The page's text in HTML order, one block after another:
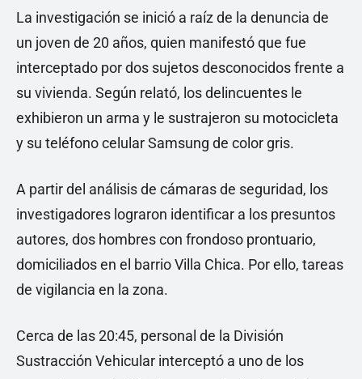
La investigación se inició a raíz de la denuncia de
un joven de 20 años, quien manifestó que fue
interceptado por dos sujetos desconocidos frente a
su vivienda. Según relató, los delincuentes le
exhibieron un arma y le sustrajeron su motocicleta
y su teléfono celular Samsung de color gris.
A partir del análisis de cámaras de seguridad, los
investigadores lograron identificar a los presuntos
autores, dos hombres con frondoso prontuario,
domiciliados en el barrio Villa Chica. Por ello, tareas
de vigilancia en la zona.
Cerca de las 20:45, personal de la División
Sustracción Vehicular interceptó a uno de los